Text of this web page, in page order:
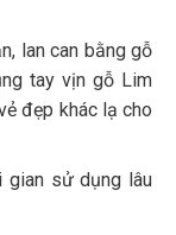
lan can bằng gỗ
tay vịn gỗ Lim
đẹp khác lạ cho
gian sử dụng lâu